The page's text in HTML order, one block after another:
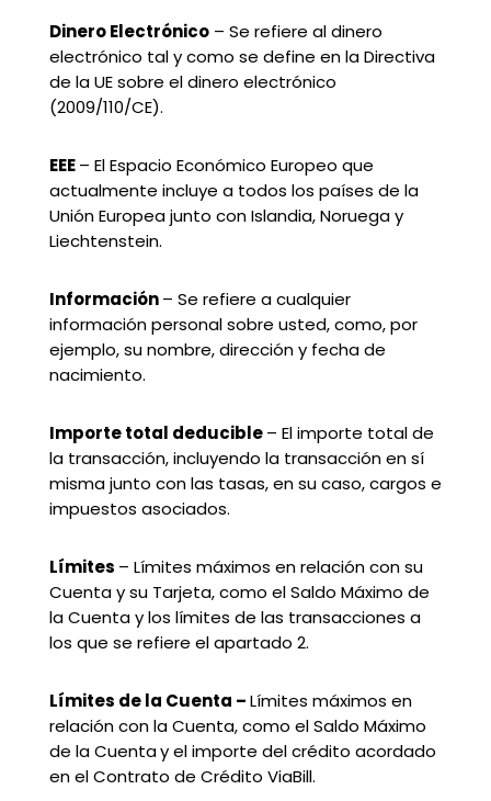
Dinero Electrónico – Se refiere al dinero
electrónico tal y como se define en la Directiva
de la UE sobre el dinero electrónico
(2009/110/CE).
EEE – El Espacio Económico Europeo que
actualmente incluye a todos los países de la
Unión Europea junto con Islandia, Noruega y
Liechtenstein.
Información – Se refiere a cualquier
información personal sobre usted, como, por
ejemplo, su nombre, dirección y fecha de
nacimiento.
Importe total deducible – El importe total de
la transacción, incluyendo la transacción en sí
misma junto con las tasas, en su caso, cargos e
impuestos asociados.
Límites – Límites máximos en relación con su
Cuenta y su Tarjeta, como el Saldo Máximo de
la Cuenta y los límites de las transacciones a
los que se refiere el apartado 2.
Límites de la Cuenta –Límites máximos en
relación con la Cuenta, como el Saldo Máximo
de la Cuentay el importe del crédito acordado
en el Contrato de Crédito ViaBill.